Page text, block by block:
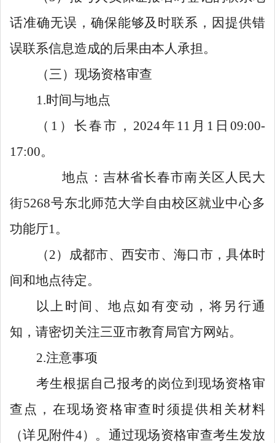
话准确无误，确保能够及时联系，因提供错
误联系信息造成的后果由本人承担。
（三）现场资格审查
1.时间与地点
（1）长春市，2024年11月1日09:00-
17:00。
地点：吉林省长春市南关区人民大
街5268号东北师范大学自由校区就业中心多
功能厅1。
（2）成都市、西安市、海口市，具体时
间和地点待定。
以上时间、地点如有变动，将另行通
知，请密切关注三亚市教育局官方网站。
2.注意事项
考生根据自己报考的岗位到现场资格审
查点，在现场资格审查时须提供相关材料
（详见附件4）。通过现场资格审查考生发放